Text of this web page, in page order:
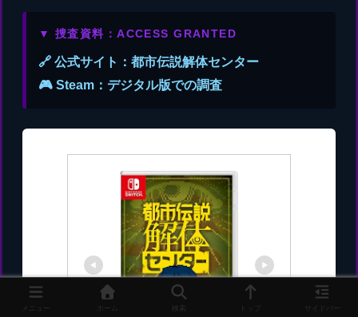
▼ 捜査資料：ACCESS GRANTED
🔗 公式サイト：都市伝説解体センター
🎮 Steam：デジタル版での調査
メニュー ホーム 検索 サイドバー